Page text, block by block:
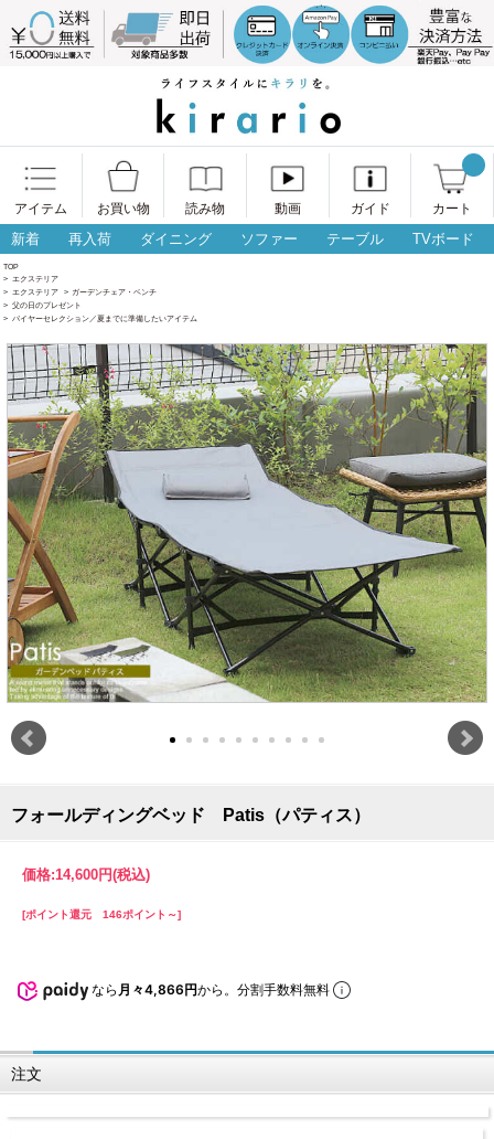
アイテム お買い物 読み物 動画 ガイド カート
新着 再入荷 ダイニング ソファー テーブル TVボード
TOP
> エクステリア
> エクステリア > ガーデンチェア・ベンチ
> 父の日のプレゼント
> バイヤーセレクション／夏までに準備したいアイテム
フォールディングベッド Patis（パティス）
価格:14,600円(税込)
[ポイント還元 146ポイント～]
なら 月々4,866円から。分割手数料無料
注文